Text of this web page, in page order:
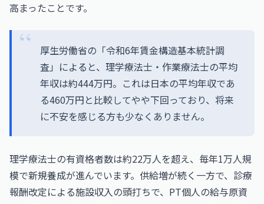
高まったことです。
厚生労働省の「令和6年賃金構造基本統計調
査」によると、理学療法士・作業療法士の平均
年収は約444万円。これは日本の平均年収であ
る460万円と比較してやや下回っており、将来
に不安を感じる方も少なくありません。
理学療法士の有資格者数は約22万人を超え、毎年1万人規
模で新規養成が進んでいます。供給増が続く一方で、診療
報酬改定による施設収入の頭打ちで、PT個人の給与原資